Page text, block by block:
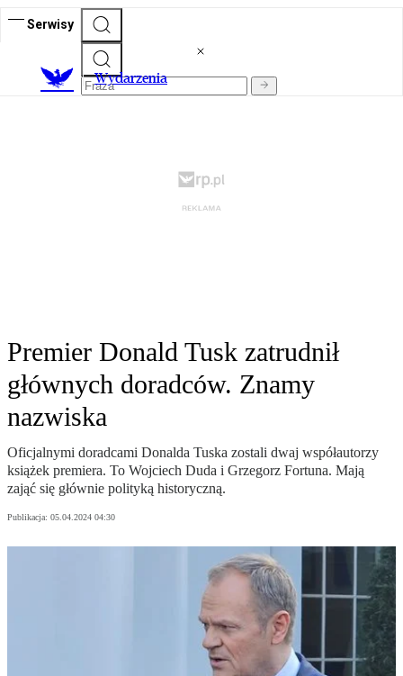
Serwisy
Wydarzenia
Premier Donald Tusk zatrudnił
głównych doradców. Znamy
nazwiska
Oficjalnymi doradcami Donalda Tuska zostali dwaj współautorzy
książek premiera. To Wojciech Duda i Grzegorz Fortuna. Mają
zająć się głównie polityką historyczną.
Publikacja: 05.04.2024 04:30